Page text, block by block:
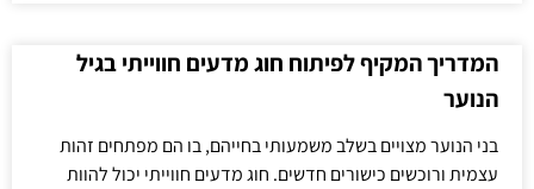
המדריך המקיף לפיתוח חוג מדעים חווייתי בגיל
הנוער
בני הנוער מצויים בשלב משמעותי בחייהם, בו הם מפתחים זהות
עצמית ורוכשים כישורים חדשים. חוג מדעים חווייתי יכול להוות